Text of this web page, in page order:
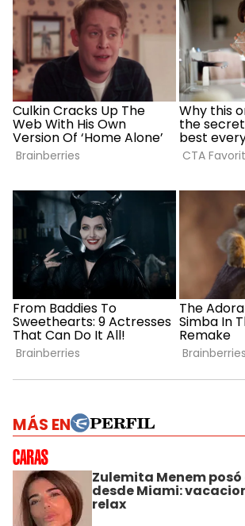
MÁS EN
Zulemita Menem
desde Miami:
relax